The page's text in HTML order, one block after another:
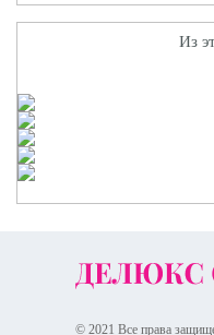
Из
© 2021 Все права